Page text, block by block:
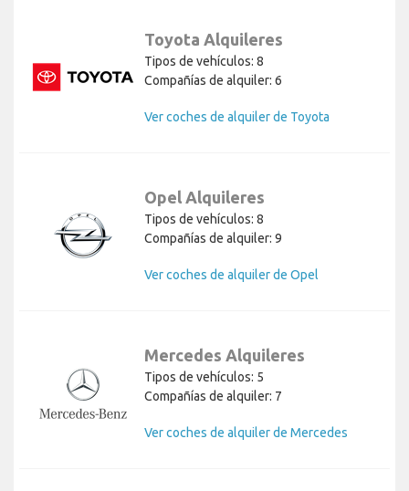
Toyota Alquileres
Tipos de vehículos: 8
Compañías de alquiler: 6
Ver coches de alquiler de Toyota
Opel Alquileres
Tipos de vehículos: 8
Compañías de alquiler: 9
Ver coches de alquiler de Opel
Mercedes Alquileres
Tipos de vehículos: 5
Compañías de alquiler: 7
Ver coches de alquiler de Mercedes